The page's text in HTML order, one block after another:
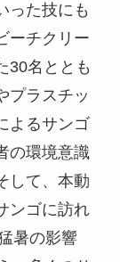
った技にも
ーチクリー
30名ととも
プラスチッ
よるサンゴ
の環境意識
して、本動
ンゴに訪れ
暑の影響